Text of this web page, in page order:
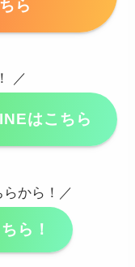
ら
／
はこちら
から！／
ら！